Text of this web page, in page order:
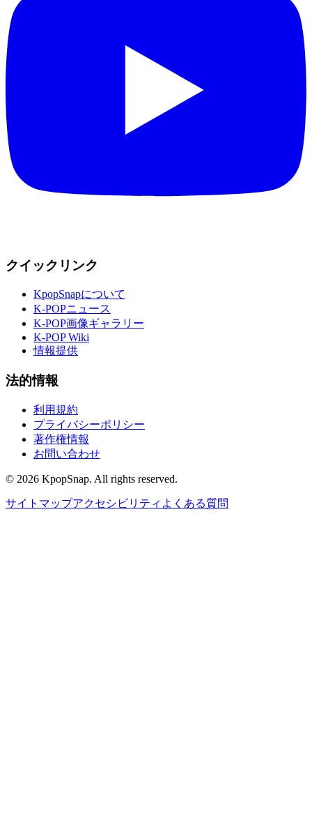
クイックリンク
KpopSnapについて
K-POPニュース
K-POP画像ギャラリー
K-POP Wiki
情報提供
法的情報
利用規約
プライバシーポリシー
著作権情報
お問い合わせ
© 2026 KpopSnap. All rights reserved.
サイトマップアクセシビリティ よくある質問